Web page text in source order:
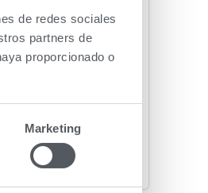
de redes sociales
partners de
proporcionado o
Marketing
apta para una ducha